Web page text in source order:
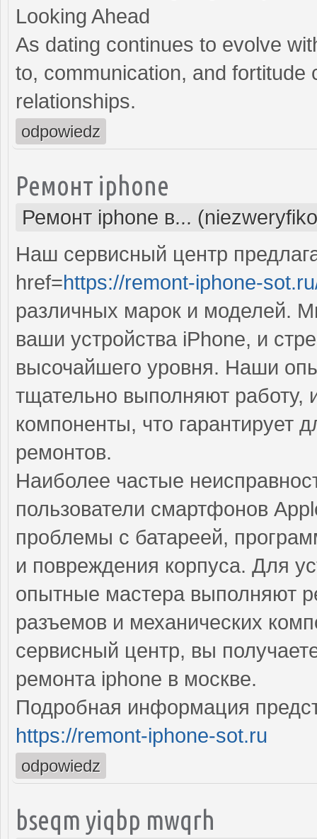
Looking Ahead
As dating continues to evolve
to, communication, and
relationships.
odpowiedz
Ремонт iphone
Ремонт iphone в...
Наш сервисный центр
href=https://remont-iphone-
различных марок и моделей.
ваши устройства iPhone, и
высочайшего уровня. Наши
тщательно выполняют работу,
компоненты, что гарантирует
ремонтов.
Наиболее частые
пользователи смартфонов
проблемы с батареей,
и повреждения корпуса. Для
опытные мастера выполняют
разъемов и механических
сервисный центр, вы
ремонта iphone в москве.
Подробная информация
https://remont-iphone-sot.ru
odpowiedz
bseqm yiqbp mwqrh